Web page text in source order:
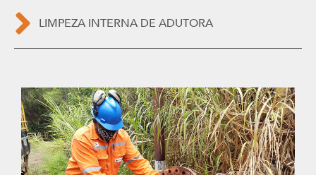
LIMPEZA INTERNA DE ADUTORA